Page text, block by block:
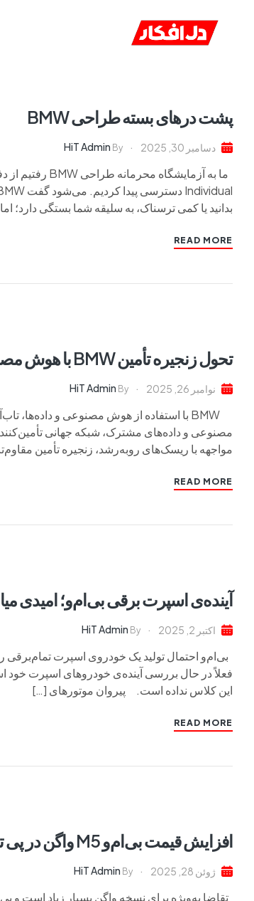
پشت درهای بسته طراحی BMW
دسامبر 30, 2025 By
HiT Admin
بدانید یا کمی ترسناک، به سلیقه شما بستگی دارد؛
READ MORE
تحول زنجیره تأمین BMW با هوش مصنوعی
نوامبر 26, 2025 By
HiT Admin
مصنوعی و داده‌های مشترک، شبکه جهانی
مواجهه با ریسک‌های رو‌به‌رشد، زنجیره تأمین
READ MORE
آینده‌ی اسپرت برقی بی‌ام‌و؛ امیدی
اکتبر 2, 2025 By
HiT Admin
بی‌ام‌و احتمال تولید یک خودروی اسپرت
فعلاً در حال بررسی آینده‌ی خودروهای اسپرت
این کلاس نداده است. پیروان موتورهای […]
READ MORE
افزایش قیمت بی‌ام‌و M5 واگن در پی تقاضای بالا
ژوئن 28, 2025 By
HiT Admin
تقاضا به‌ویژه برای نسخه واگن بسیار زیاد است